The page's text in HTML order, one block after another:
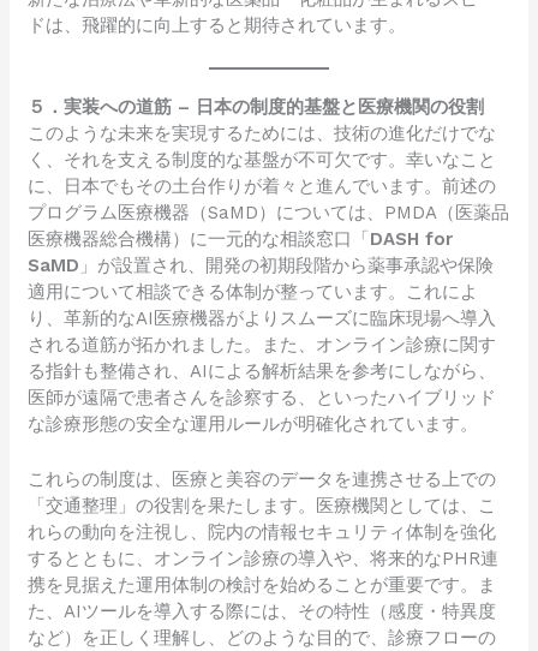
ドは、飛躍的に向上すると期待されています。
５．実装への道筋 – 日本の制度的基盤と医療機関の役割
このような未来を実現するためには、技術の進化だけでな
く、それを支える制度的な基盤が不可欠です。幸いなこと
に、日本でもその土台作りが着々と進んでいます。前述の
プログラム医療機器（SaMD）については、PMDA（医薬品
医療機器総合機構）に一元的な相談窓口「DASH for
SaMD 」が設置され、開発の初期段階から薬事承認や保険
適用について相談できる体制が整っています。これによ
り、革新的なAI医療機器がよりスムーズに臨床現場へ導入
される道筋が拓かれました。また、オンライン診療に関す
る指針も整備され、AIによる解析結果を参考にしながら、
医師が遠隔で患者さんを診察する、といったハイブリッド
な診療形態の安全な運用ルールが明確化されています。
これらの制度は、医療と美容のデータを連携させる上での
「交通整理」の役割を果たします。医療機関としては、こ
れらの動向を注視し、院内の情報セキュリティ体制を強化
するとともに、オンライン診療の導入や、将来的なPHR連
携を見据えた運用体制の検討を始めることが重要です。ま
た、AIツールを導入する際には、その特性（感度・特異度
など）を正しく理解し、どのような目的で、診療フローの